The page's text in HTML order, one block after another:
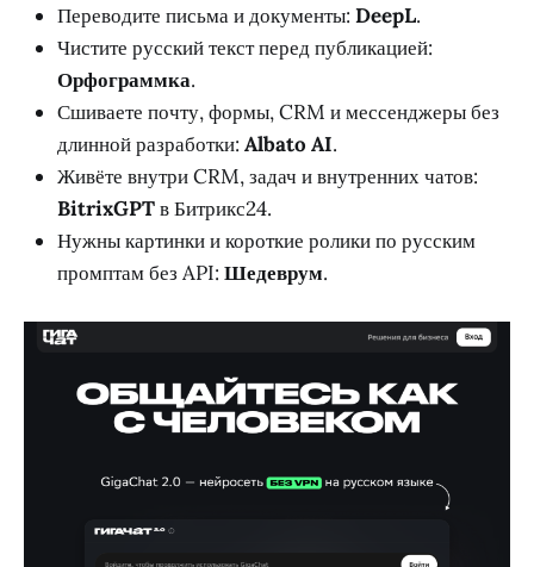
Переводите письма и документы: DeepL.
Чистите русский текст перед публикацией:
Орфограммка.
Сшиваете почту, формы, CRM и мессенджеры без
длинной разработки: Albato AI.
Живёте внутри CRM, задач и внутренних чатов:
BitrixGPTв Битрикс24.
Нужны картинки и короткие ролики по русским
промптам без API: Шедеврум.